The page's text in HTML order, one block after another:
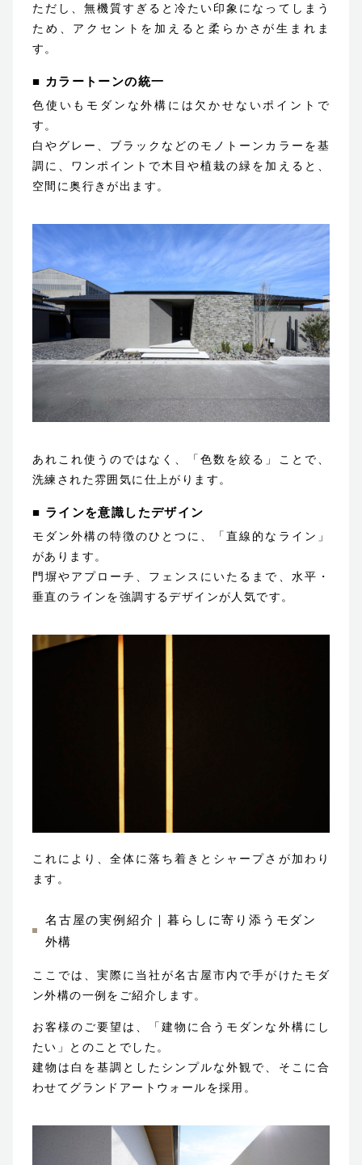
ただし、無機質すぎると冷たい印象になってしまう
ため、アクセントを加えると柔らかさが生まれま
す。
■ カラートーンの統一
色使いもモダンな外構には欠かせないポイントで
す。
白やグレー、ブラックなどのモノトーンカラーを基
調に、ワンポイントで木目や植栽の緑を加えると、
空間に奥行きが出ます。
あれこれ使うのではなく、「色数を絞る」ことで、
洗練された雰囲気に仕上がります。
■ ラインを意識したデザイン
モダン外構の特徴のひとつに、「直線的なライン」
があります。
門塀やアプローチ、フェンスにいたるまで、水平・
垂直のラインを強調するデザインが人気です。
これにより、全体に落ち着きとシャープさが加わり
ます。
名古屋の実例紹介｜暮らしに寄り添うモダン
外構
ここでは、実際に当社が名古屋市内で手がけたモダ
ン外構の一例をご紹介します。
お客様のご要望は、「建物に合うモダンな外構にし
たい」とのことでした。
建物は白を基調としたシンプルな外観で、そこに合
わせてグランドアートウォールを採用。